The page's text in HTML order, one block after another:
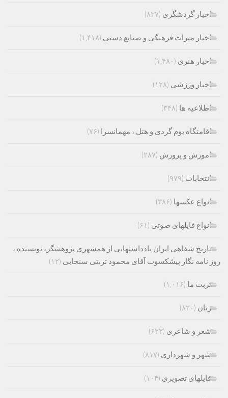
اخبار گردشگری (۸۳۷)
اخبار میراث فرهنگی و صنایع دستی (۱,۴۱۸)
اخبار هنری (۱,۴۸۰)
اخبار ورزشی (۱۲۸)
اطلاعیه ها (۳۴۸)
اقامتگاه بوم گردی و هتل ، مهمانسرا (۷۶)
اموزش و پرورش (۲۸۷)
انتخابات (۹۷۹)
انواع عکسها (۳۸۶)
انواع فایلهای صوتی (۶۱)
تاریخ شفاهی ایران یادداشتهایی از همشهری پژوهشگر، نویسنده ،
روز نامه نگار پیشکسوت آقای محمود تربتی سنجابی (۱۲)
تربت ما (۱,۰۱۶)
زنان (۸۲۰)
شعر و شاعری (۶۲۳)
شهر و شهرداری (۸۱۷)
فایلهای تصویری (۱۰۴)